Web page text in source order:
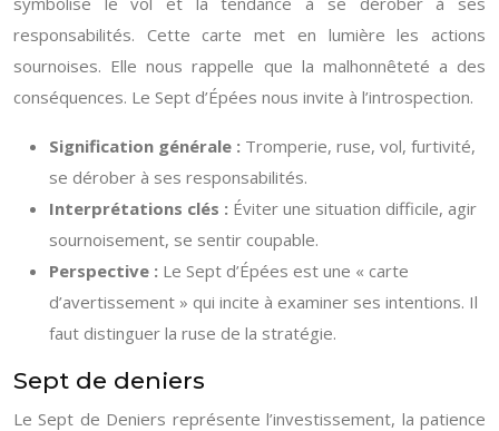
responsabilités. Cette carte met en lumière les actions
sournoises. Elle nous rappelle que la malhonnêteté a des
conséquences. Le Sept d’Épées nous invite à l’introspection.
Signification générale : Tromperie, ruse, vol, furtivité,
se dérober à ses responsabilités.
Interprétations clés : Éviter une situation difficile, agir
sournoisement, se sentir coupable.
Perspective : Le Sept d’Épées est une « carte
d’avertissement » qui incite à examiner ses intentions. Il
faut distinguer la ruse de la stratégie.
Sept de deniers
Le Sept de Deniers représente l’investissement, la patience